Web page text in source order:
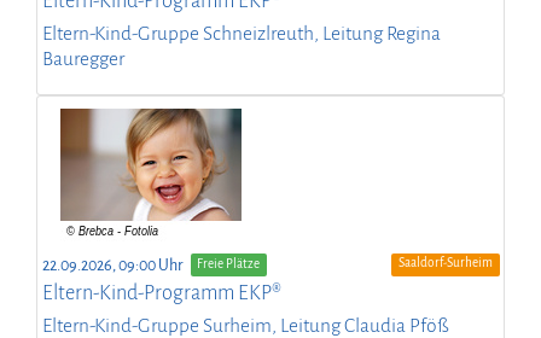
Eltern-Kind-Gruppe Schneizlreuth, Leitung Regina
Bauregger
22.09.2026, 09:00 Uhr Freie Plätze Saaldorf-Surheim
Eltern-Kind-Programm EKP®
Eltern-Kind-Gruppe Surheim, Leitung Claudia Pföß